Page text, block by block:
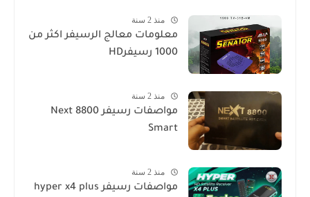
منذ 2 سنة
معلومات معالج الرسيفر اكثر من
1000 رسيفرHD
منذ 2 سنة
مواصفات رسيفر Next 8800
Smart
منذ 2 سنة
مواصفات رسيفر hyper x4 plus